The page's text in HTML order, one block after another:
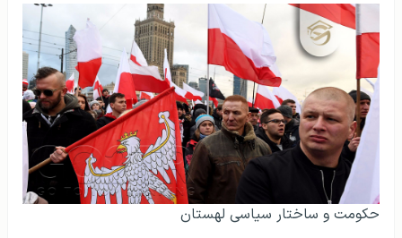
حکومت و ساختار سیاسی لهستان